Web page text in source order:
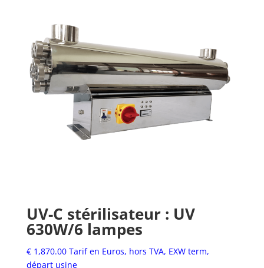
UV-C stérilisateur : UV
630W/6 lampes
€1,870.00 Tarif en Euros, hors TVA, EXW term,
départ usine